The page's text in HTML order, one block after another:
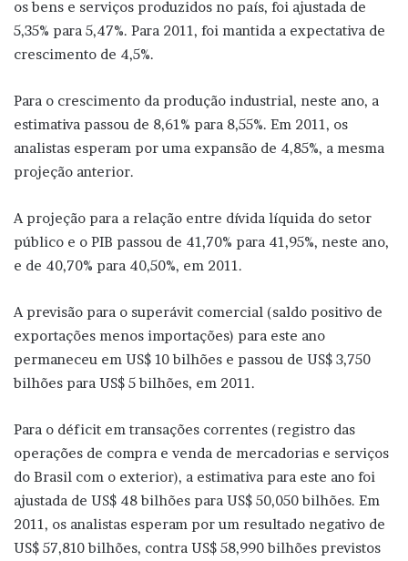
os bens e serviços produzidos no país, foi ajustada de
5,35% para 5,47%. Para 2011, foi mantida a expectativa de
crescimento de 4,5%.
Para o crescimento da produção industrial, neste ano, a
estimativa passou de 8,61% para 8,55%. Em 2011, os
analistas esperam por uma expansão de 4,85%, a mesma
projeção anterior.
A projeção para a relação entre dívida líquida do setor
público e o PIB passou de 41,70% para 41,95%, neste ano,
e de 40,70% para 40,50%, em 2011.
A previsão para o superávit comercial (saldo positivo de
exportações menos importações) para este ano
permaneceu em US$ 10 bilhões e passou de US$ 3,750
bilhões para US$ 5 bilhões, em 2011.
Para o déficit em transações correntes (registro das
operações de compra e venda de mercadorias e serviços
do Brasil com o exterior), a estimativa para este ano foi
ajustada de US$ 48 bilhões para US$ 50,050 bilhões. Em
2011, os analistas esperam por um resultado negativo de
US$ 57,810 bilhões, contra US$ 58,990 bilhões previstos